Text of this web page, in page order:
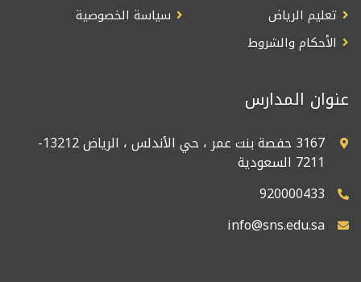
تعليم الرياض
سياسة الخصوصية
الأحكام والشروط
عنوان المدارس
3167 حفصة بنت عمر ، حي الأندلس ، الرياض 13212-
7211 السعودية
920000433
info@sns.edu.sa